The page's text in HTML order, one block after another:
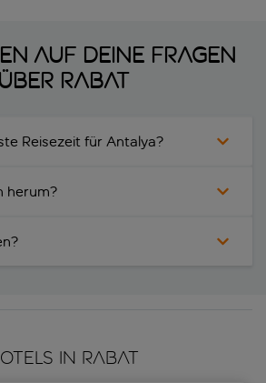
auf deine Fragen
über Rabat
Reisezeit für Antalya?
herum?
IN RABAT